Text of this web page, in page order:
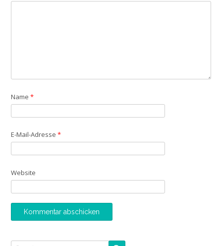
Name *
E-Mail-Adresse *
Website